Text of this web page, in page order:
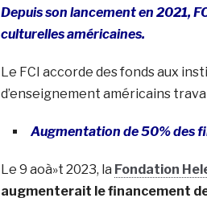
Depuis son lancement en 2021,
culturellesaméricaines.
Le FCI accorde des fonds aux
d’enseignement américains
Augmentation de 50% des
Le 9 aoà»t 2023, la Fondation
augmenterait le financement